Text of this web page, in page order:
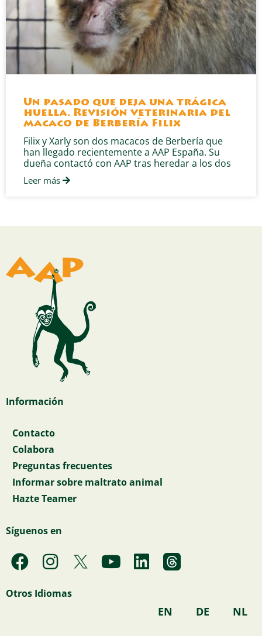
Un pasado que deja una trágica
huella. Revisión veterinaria del
macaco de Berbería Filix
Filix y Xarly son dos macacos de Berbería que
han llegado recientemente a AAP España. Su
dueña contactó con AAP tras heredar a los dos
Leer más
Información
Contacto
Colabora
Preguntas frecuentes
Informar sobre maltrato animal
Hazte Teamer
Síguenos en
F
a
c
I
n
s
Y
o
L
i
Otros Idiomas
EN DE NL